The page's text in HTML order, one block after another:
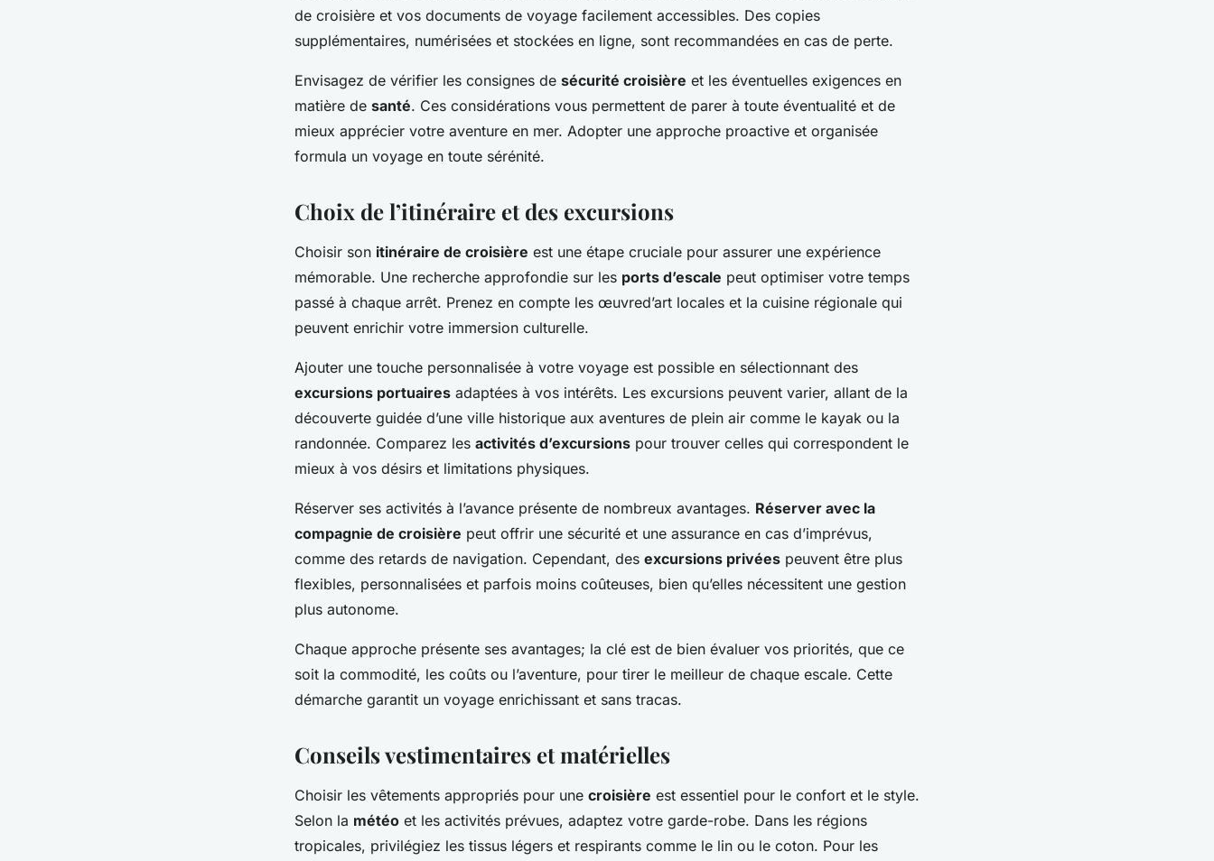
de croisière et vos documents de voyage facilement accessibles. Des copies
supplémentaires, numérisées et stockées en ligne, sont recommandées en cas de perte.
Envisagez de vérifier les consignes de sécurité croisière et les éventuelles exigences en
matière de santé. Ces considérations vous permettent de parer à toute éventualité et de
mieux apprécier votre aventure en mer. Adopter une approche proactive et organisée
formula un voyage en toute sérénité.
Choix de l’itinéraire et des excursions
Choisir son itinéraire de croisière est une étape cruciale pour assurer une expérience
mémorable. Une recherche approfondie sur les ports d’escale peut optimiser votre temps
passé à chaque arrêt. Prenez en compte les œuvred’art locales et la cuisine régionale qui
peuvent enrichir votre immersion culturelle.
Ajouter une touche personnalisée à votre voyage est possible en sélectionnant des
excursions portuaires adaptées à vos intérêts. Les excursions peuvent varier, allant de la
découverte guidée d’une ville historique aux aventures de plein air comme le kayak ou la
randonnée. Comparez les activités d’excursions pour trouver celles qui correspondent le
mieux à vos désirs et limitations physiques.
Réserver ses activités à l’avance présente de nombreux avantages. Réserver avec la
compagnie de croisière peut offrir une sécurité et une assurance en cas d’imprévus,
comme des retards de navigation. Cependant, des excursions privées peuvent être plus
flexibles, personnalisées et parfois moins coûteuses, bien qu’elles nécessitent une gestion
plus autonome.
Chaque approche présente ses avantages; la clé est de bien évaluer vos priorités, que ce
soit la commodité, les coûts ou l’aventure, pour tirer le meilleur de chaque escale. Cette
démarche garantit un voyage enrichissant et sans tracas.
Conseils vestimentaires et matérielles
Choisir les vêtements appropriés pour une croisière est essentiel pour le confort et le style.
Selon la météo et les activités prévues, adaptez votre garde-robe. Dans les régions
tropicales, privilégiez les tissus légers et respirants comme le lin ou le coton. Pour les